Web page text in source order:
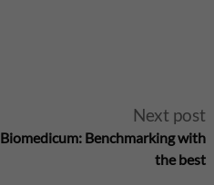
Next post
Biomedicum: Benchmarking with
the best